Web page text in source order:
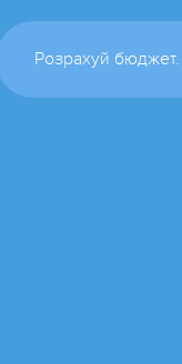
Розрахуй бюджет.